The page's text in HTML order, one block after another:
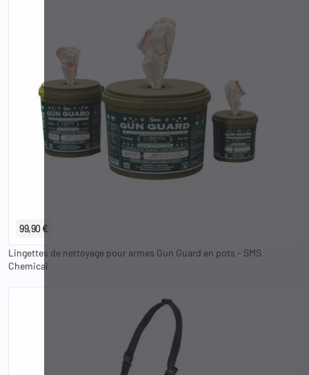
99,90 €
Lingettes de nettoyage pour armes Gun Guard en pots - SMS
Chemical